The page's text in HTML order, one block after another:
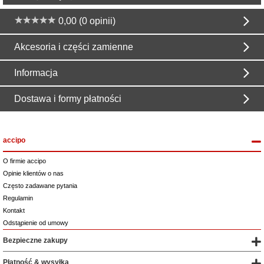
0,00 (0 opinii)
Akcesoria i części zamienne
Informacja
Dostawa i formy płatności
accipo
O firmie accipo
Opinie klientów o nas
Często zadawane pytania
Regulamin
Kontakt
Odstąpienie od umowy
Bezpieczne zakupy